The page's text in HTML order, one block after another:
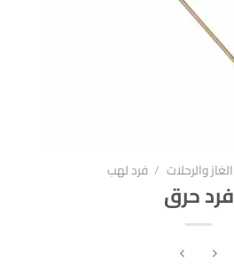
الغاز والرحلات / فرد لهب
فرد حرق